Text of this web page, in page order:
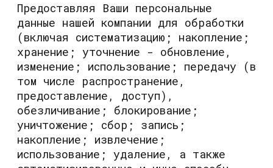
Предоставляя Ваши персональные
данные нашей компании для обработки
(включая систематизацию; накопление;
хранение; уточнение - обновление,
изменение; использование; передачу (в
том числе распространение,
предоставление, доступ),
обезличивание; блокирование;
уничтожение; сбор; запись;
накопление; извлечение;
использование; удаление, а также